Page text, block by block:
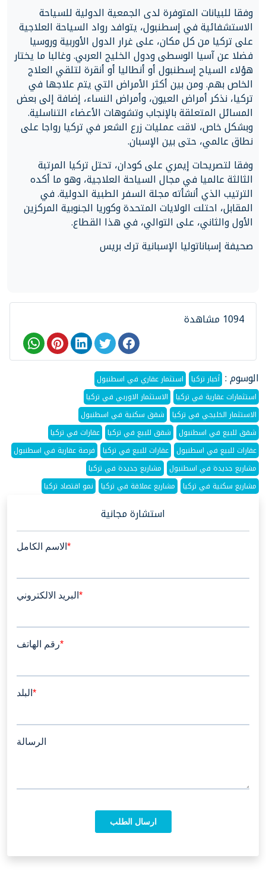
وفقا للبيانات المتوفرة لدى الجمعية الدولية للسياحة
الاستشفائية في إسطنبول، يتوافد رواد السياحة العلاجية
على تركيا من كل مكان، على غرار الدول الأوربية وروسيا
فضلا عن آسيا الوسطى ودول الخليج العربي. وغالبا ما يختار
هؤلاء السياح إسطنبول أو أنطاليا أو أنقرة لتلقي العلاج
الخاص بهم. ومن بين أكثر الأمراض التي يتم علاجها في
تركيا، نذكر أمراض العيون، وأمراض النساء، إضافة إلى بعض
المسائل المتعلقة بالإنجاب وتشوهات الأعضاء التناسلية.
وبشكل خاص، لاقت عمليات زرع الشعر في تركيا رواجا على
نطاق عالمي، حتى بين الإسبان.
وفقا لتصريحات إيمري على كودان، تحتل تركيا المرتبة
الثالثة عالميا في مجال السياحة العلاجية، وهو ما أكده
الترتيب الذي أنشأته مجلة السفر الطبية الدولية. في
المقابل، احتلت الولايات المتحدة وكوريا الجنوبية المركزين
الأول والثاني، على التوالي، في هذا القطاع.
صحيفة إسباناتوليا الإسبانية ترك بريس
1094 مشاهدة
الوسوم : أخبار تركيا
استثمار عقاري في اسطنبول
استثمارات عقارية في تركيا
الاستثمار الاوربي في تركيا
الاستثمار الخليجي في تركيا
شقق سكنية في اسطنبول
شقق للبيع في اسطنبول
شقق للبيع في تركيا عقارات في تركيا
عقارات للبيع في اسطنبول
عقارات للبيع في تركيا
فرصة عقارية في اسطنبول
مشاريع جديدة في اسطنبول
مشاريع جديدة في تركيا
مشاريع سكنية في تركيا
مشاريع عملاقة في تركيا نمو اقتصاد تركيا
استشارة مجانية